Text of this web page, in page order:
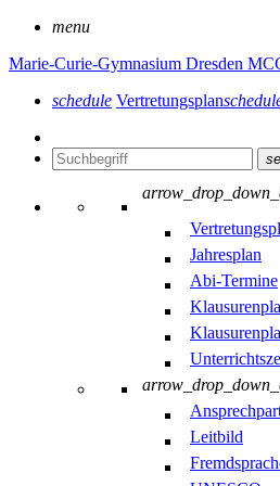
menu
Marie-Curie-Gymnasium Dresden
schedule Vertretungsplan
Jahresplan
Abi-Termine
Leitbild